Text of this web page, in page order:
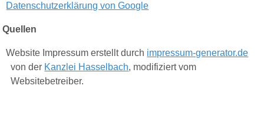
Datenschutzerklärung von Google
Quellen
Website Impressum erstellt durch impressum-generator.de
von der Kanzlei Hasselbach, modifiziert vom
Websitebetreiber.